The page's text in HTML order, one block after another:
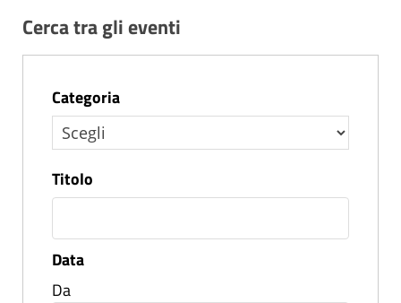
Cerca tra gli eventi
Categoria
Titolo
Data
Da